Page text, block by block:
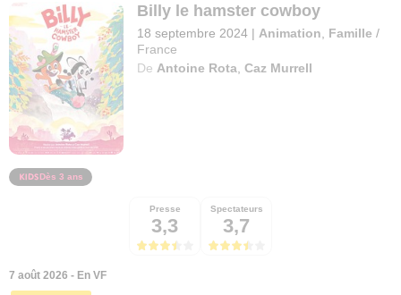
Billy le hamster cowboy
18 septembre 2024 | Animation Famille /
France
De Antoine Rota ,Caz Murrell
Dès 3 ans
Presse
3,3
Spectateurs
3,7
7 août 2026 - En VF